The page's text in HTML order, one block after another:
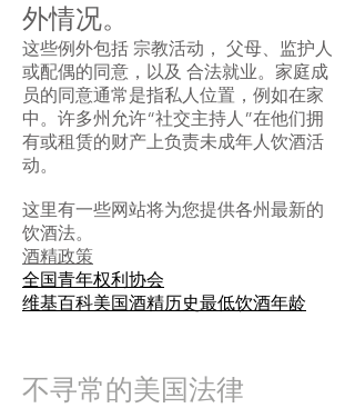
外情况。
这些例外包括 宗教活动， 父母、监护人
或配偶的同意，以及 合法就业。家庭成
员的同意通常是指私人位置，例如在家
中。许多州允许“社交主持人”在他们拥
有或租赁的财产上负责未成年人饮酒活
动。
这里有一些网站将为您提供各州最新的
饮酒法。
酒精政策
全国青年权利协会
维基百科美国酒精历史最低饮酒年龄
不寻常的美国法律